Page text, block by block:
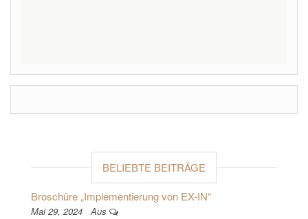
BELIEBTE BEITRÄGE
Broschüre „Implementierung von EX-IN“
Mai 29, 2024 Aus